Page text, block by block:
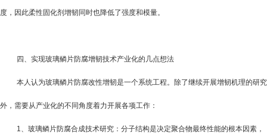
度，因此柔性固化剂增韧同时也降低了强度和模量。
四、实现玻璃鳞片防腐增韧技术产业化的几点想法
本人认为玻璃鳞片防腐改性增韧是一个系统工程。除了继续开展增韧机理的研究
外，需要从产业化的不同角度着力开展各项工作：
1、玻璃鳞片防腐合成技术研究：分子结构是决定聚合物最终性能的根本因素，